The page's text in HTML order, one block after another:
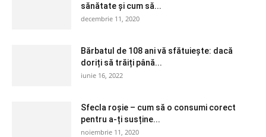
sănătate și cum să...
decembrie 11, 2020
Bărbatul de 108 ani vă sfătuiește: dacă
doriți să trăiți până...
iunie 16, 2022
Sfecla roșie – cum să o consumi corect
pentru a-ți susține...
noiembrie 11, 2020